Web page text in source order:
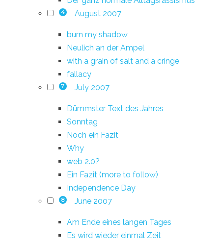
4 August 2007
burn my shadow
Neulich an der Ampel
with a grain of salt and a cringe
fallacy
7 July 2007
Dümmster Text des Jahres
Sonntag
Noch ein Fazit
Why
web 2.0?
Ein Fazit (more to follow)
Independence Day
8 June 2007
Am Ende eines langen Tages
Es wird wieder einmal Zeit